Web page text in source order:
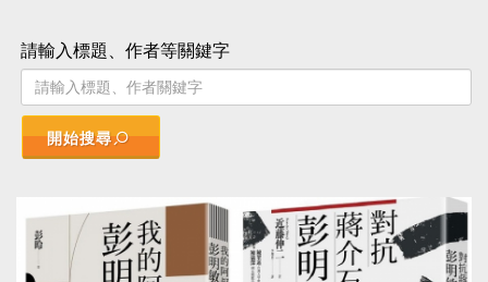
請輸入標題、作者等關鍵字
開始搜尋